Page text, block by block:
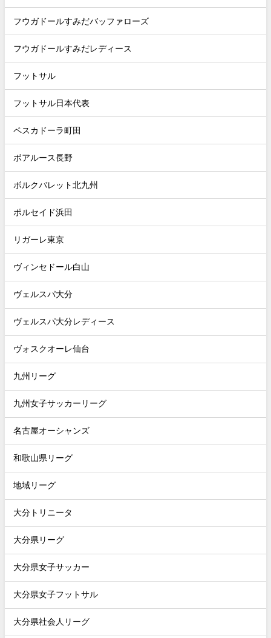
フウガドールすみだバッファローズ
フウガドールすみだレディース
フットサル
フットサル日本代表
ペスカドーラ町田
ボアルース長野
ボルクバレット北九州
ポルセイド浜田
リガーレ東京
ヴィンセドール白山
ヴェルスパ大分
ヴェルスパ大分レディース
ヴォスクオーレ仙台
九州リーグ
九州女子サッカーリーグ
名古屋オーシャンズ
和歌山県リーグ
地域リーグ
大分トリニータ
大分県リーグ
大分県女子サッカー
大分県女子フットサル
大分県社会人リーグ